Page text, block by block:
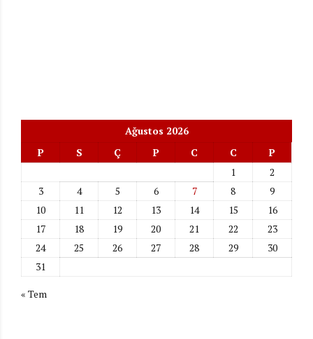
Ağustos 2026
P
S Ç P C C
P
1
2
3
4 5 6 7 8
9
10
11 12 13 14 15
16
17
18 19 20 21 22
23
24
25 26 27 28 29
30
31
« Tem